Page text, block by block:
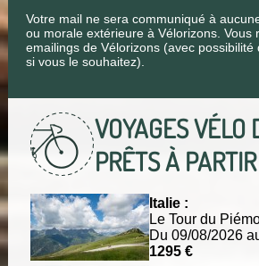
Votre mail ne sera communiqué à
ou morale extérieure à Vélorizons. Vous
emailings de Vélorizons (avec
si vous le souhaitez).
VOYAGES VÉLO
PRÊTS À PARTIR
Italie :
Le Tour du
Du 09/08/2026
1295 €